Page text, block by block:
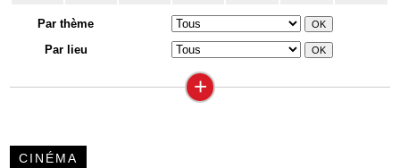
Par thème
Par lieu
+
CINÉMA